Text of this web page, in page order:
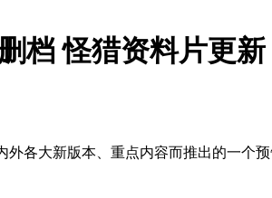
档 怪猎资料片更新
外各大新版本、重点内容而推出的一个